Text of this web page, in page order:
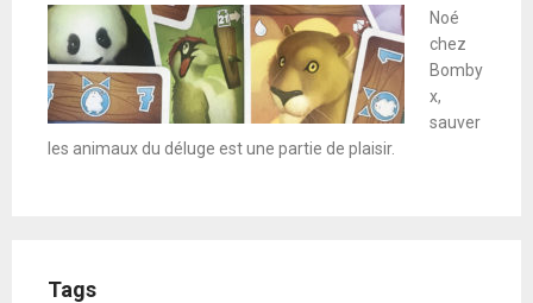
Noé
chez
Bomby
x,
sauver
les animaux du déluge est une partie de plaisir.
Tags